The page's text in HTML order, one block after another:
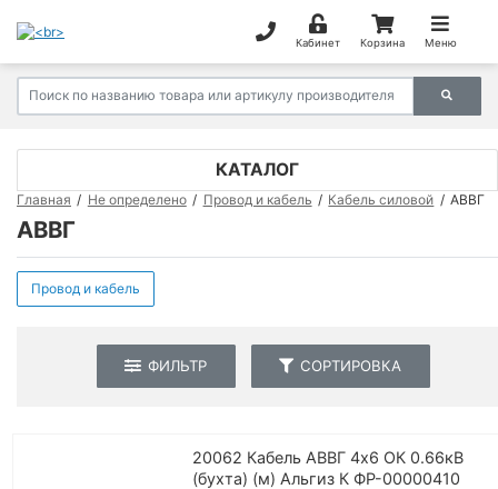
Кабинет Корзина Меню
Главная Не определено Провод и кабель Кабель силовой АВВГ
АВВГ
Провод и кабель
ФИЛЬТР СОРТИРОВКА
20062 Кабель АВВГ 4х6 ОК 0.66кВ
(бухта) (м) Альгиз К ФР-00000410
КАТАЛОГ